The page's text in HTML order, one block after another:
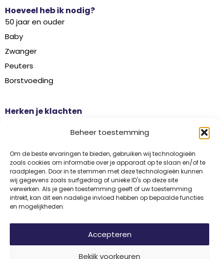
Beheer toestemming
Om de beste ervaringen te bieden, gebruiken wij technologieën
zoals cookies om informatie over je apparaat op te slaan en/of te
raadplegen. Door in te stemmen met deze technologieën kunnen
wij gegevens zoals surfgedrag of unieke ID's op deze site
verwerken. Als je geen toestemming geeft of uw toestemming
intrekt, kan dit een nadelige invloed hebben op bepaalde functies
en mogelijkheden.
Accepteren
Bekijk voorkeuren
Hoeveel heb ik nodig?
50 jaar en ouder
Baby
Zwanger
Peuters
Borstvoeding
Herken je klachten
Griep
Haaruitval
Overgangsklachten
DisclaimerPrivacyAlgemene voorwaarden